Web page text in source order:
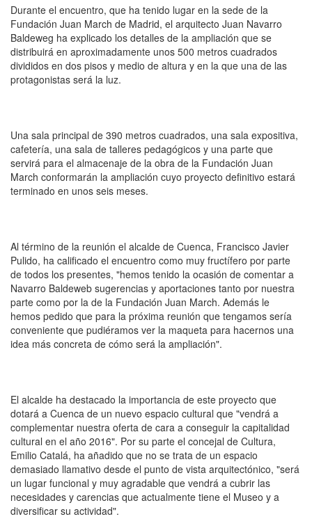
Durante el encuentro, que ha tenido lugar en la sede de la
Fundación Juan March de Madrid, el arquitecto Juan Navarro
Baldeweg ha explicado los detalles de la ampliación que se
distribuirá en aproximadamente unos 500 metros cuadrados
divididos en dos pisos y medio de altura y en la que una de las
protagonistas será la luz.
Una sala principal de 390 metros cuadrados, una sala expositiva,
cafetería, una sala de talleres pedagógicos y una parte que
servirá para el almacenaje de la obra de la Fundación Juan
March conformarán la ampliación cuyo proyecto definitivo estará
terminado en unos seis meses.
Al término de la reunión el alcalde de Cuenca, Francisco Javier
Pulido, ha calificado el encuentro como muy fructífero por parte
de todos los presentes, "hemos tenido la ocasión de comentar a
Navarro Baldeweb sugerencias y aportaciones tanto por nuestra
parte como por la de la Fundación Juan March. Además le
hemos pedido que para la próxima reunión que tengamos sería
conveniente que pudiéramos ver la maqueta para hacernos una
idea más concreta de cómo será la ampliación".
El alcalde ha destacado la importancia de este proyecto que
dotará a Cuenca de un nuevo espacio cultural que "vendrá a
complementar nuestra oferta de cara a conseguir la capitalidad
cultural en el año 2016". Por su parte el concejal de Cultura,
Emilio Catalá, ha añadido que no se trata de un espacio
demasiado llamativo desde el punto de vista arquitectónico, "será
un lugar funcional y muy agradable que vendrá a cubrir las
necesidades y carencias que actualmente tiene el Museo y a
diversificar su actividad".